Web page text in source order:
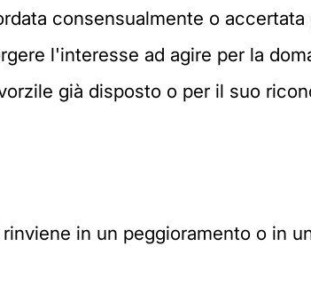
consensualmente o
l'interesse ad agire per la
già disposto o per il suo
in un peggioramento o in